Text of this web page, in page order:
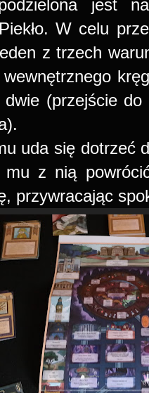
jest
W celu
z trzech
dwie (przejście
uda się dotrzeć
mu z nią
przywracając